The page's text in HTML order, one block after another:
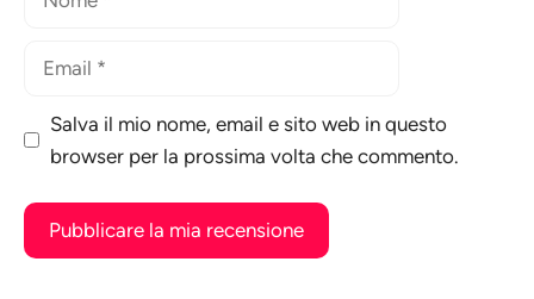
Salva il mio nome, email e sito web in questo
browser per la prossima volta che commento.